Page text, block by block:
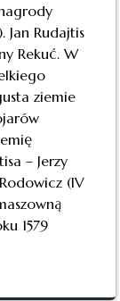
Jan Rudajtis
Rekuć. W
ziemie
– Jerzy
(IV
1579